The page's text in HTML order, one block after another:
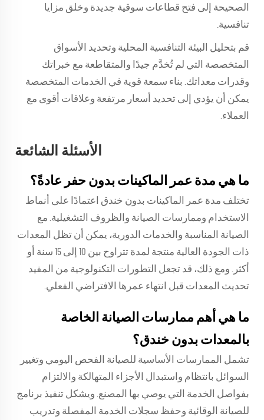
الصحيحة إلى فتح قطاعات سوقية جديدة وخلق مزايا
تنافسية.
قم بتحليل البيئة التنافسية المحلية وتحديد الأسواق
المتخصصة التي لم تُخدَّم جيدًا والمتقاطعة مع خبراتك
وقدرات معداتك. بناء سمعة قوية في الخدمات المتخصصة
يمكن أن يؤدي إلى تحديد أسعار مرتفعة وعلاقات أقوى مع
العملاء.
الأسئلة الشائعة
ما هي مدة عمر الماكينات بدون حفر عادةً؟
تختلف مدة عمر الماكينات بدون خندق اعتمادًا على أنماط
الاستخدام وممارسات الصيانة والظروف التشغيلية. مع
الصيانة المناسبة والخدمات الدورية، يمكن أن تظل المعدات
ذات الجودة العالية منتجة لمدة تتراوح بين 10 إلى 15 سنة أو
أكثر. ومع ذلك، قد تجعل التطورات التكنولوجية من المفيد
تحديث المعدات قبل انتهاء عمرها الافتراضي الفعلي.
ما هي أهم ممارسات الصيانة الخاصة
بالمعدات بدون خندق؟
تشمل الممارسات الأساسية للصيانة الفحص اليومي وتغيير
السوائل بانتظام واستبدال الأجزاء المتهالكة والالتزام
بفواصل الخدمة التي يوصي بها المصنع. ويشكل تنفيذ برنامج
للصيانة الوقائية وحفظ سجلات الخدمة المفصلة وتدريب